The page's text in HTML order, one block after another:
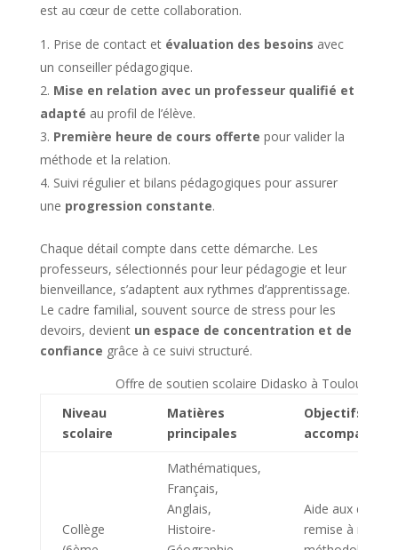
est au cœur de cette collaboration.
Prise de contact et évaluation des besoins avec
un conseiller pédagogique.
Mise en relation avec un professeur qualifié et
adapté au profil de l’élève.
Première heure de cours offerte pour valider la
méthode et la relation.
Suivi régulier et bilans pédagogiques pour assurer
une progression constante.
Chaque détail compte dans cette démarche. Les
professeurs, sélectionnés pour leur pédagogie et leur
bienveillance, s’adaptent aux rythmes d’apprentissage.
Le cadre familial, souvent source de stress pour les
devoirs, devient un espace de concentration et de
confiance grâce à ce suivi structuré.
Offre de soutien scolaire Didasko à Toulouse
Niveau
scolaire
Matières
principales
Objectifs et
Collège
Mathématiques,
Français,
Anglais,
Histoire-
Aide aux
remise à niveau,